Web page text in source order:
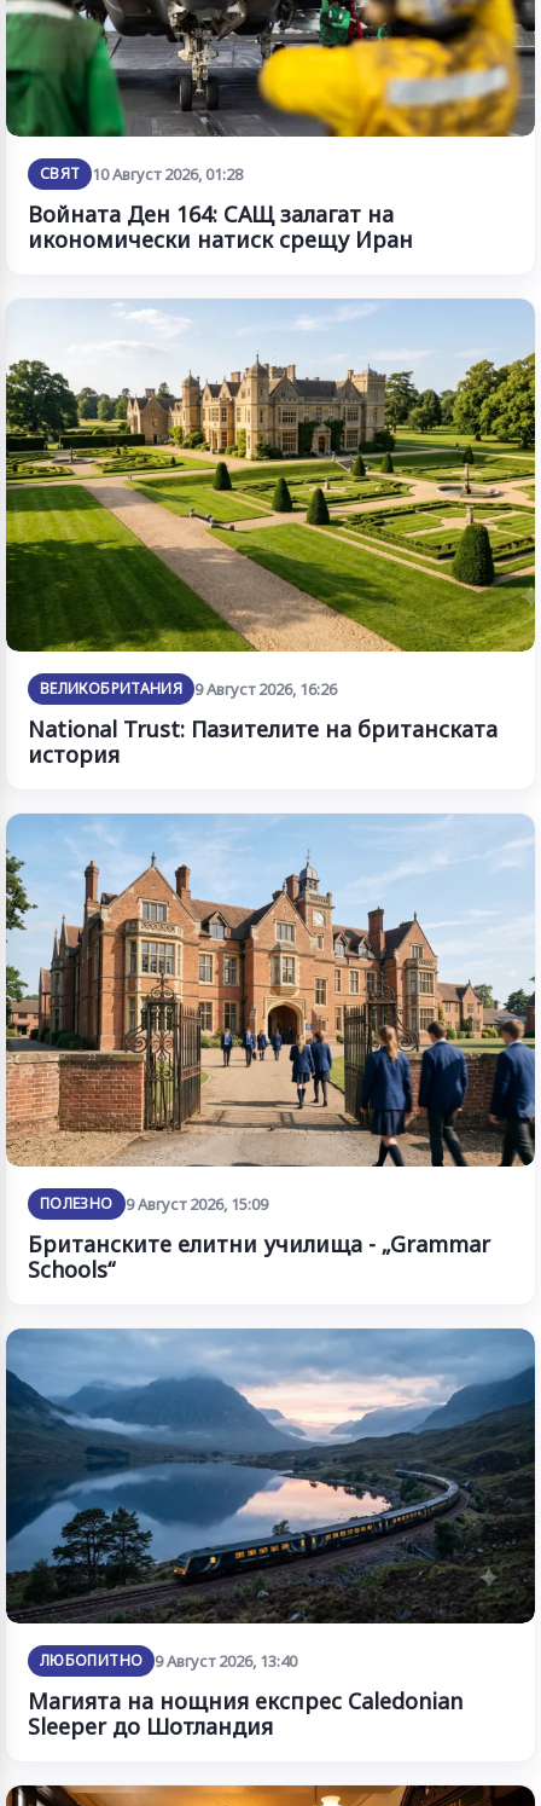
СВЯТ 10 Август 2026, 01:28
Войната Ден 164: САЩ залагат на
икономически натиск срещу Иран
ВЕЛИКОБРИТАНИЯ 9 Август 2026, 16:26
National Trust: Пазителите на британската
история
ПОЛЕЗНО 9 Август 2026, 15:09
Британските елитни училища - „Grammar
Schools“
ЛЮБОПИТНО 9 Август 2026, 13:40
Магията на нощния експрес Caledonian
Sleeper до Шотландия